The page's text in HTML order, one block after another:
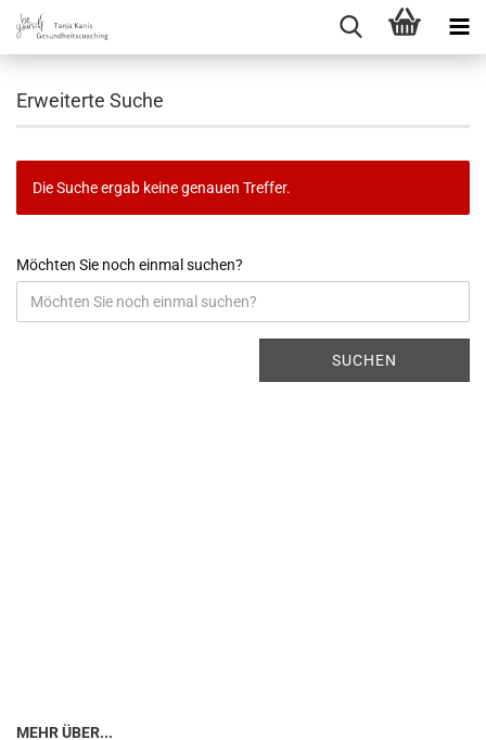
Erweiterte Suche
Die Suche ergab keine genauen Treffer.
Möchten Sie noch einmal suchen?
SUCHEN
MEHR ÜBER...